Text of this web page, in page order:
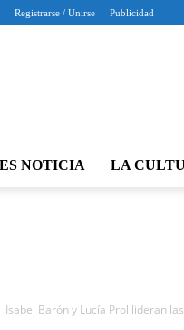
Registrarse / Unirse Publicidad
ES NOTICIA LA
Isabel Barón y Lucía Prol lideran